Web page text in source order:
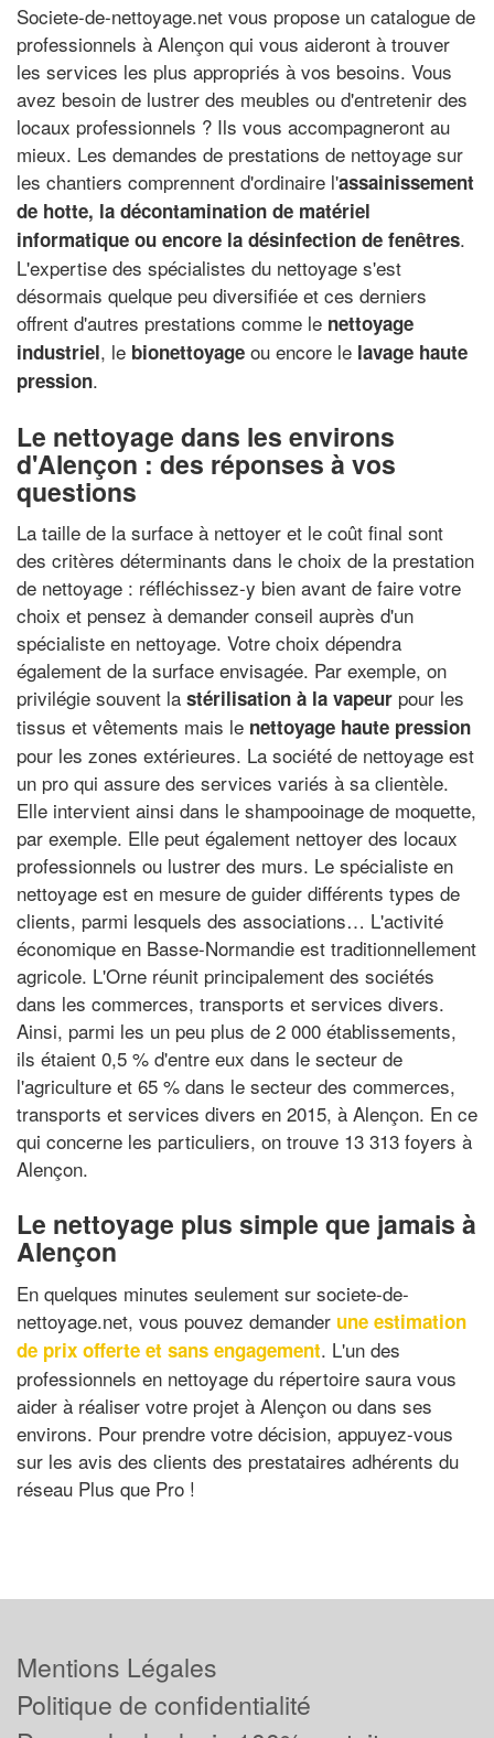
Societe-de-nettoyage.net vous propose un catalogue de
professionnels à Alençon qui vous aideront à trouver
les services les plus appropriés à vos besoins. Vous
avez besoin de lustrer des meubles ou d'entretenir des
locaux professionnels ? Ils vous accompagneront au
mieux. Les demandes de prestations de nettoyage sur
les chantiers comprennent d'ordinaire l'assainissement
de hotte, la décontamination de matériel
informatique ou encore la désinfection de fenêtres.
L'expertise des spécialistes du nettoyage s'est
désormais quelque peu diversifiée et ces derniers
offrent d'autres prestations comme le nettoyage
industriel, le bionettoyage ou encore le lavage haute
pression.
Le nettoyage dans les environs
d'Alençon : des réponses à vos
questions
La taille de la surface à nettoyer et le coût final sont
des critères déterminants dans le choix de la prestation
de nettoyage : réfléchissez-y bien avant de faire votre
choix et pensez à demander conseil auprès d'un
spécialiste en nettoyage. Votre choix dépendra
également de la surface envisagée. Par exemple, on
privilégie souvent la stérilisation à la vapeur pour les
tissus et vêtements mais le nettoyage haute pression
pour les zones extérieures. La société de nettoyage est
un pro qui assure des services variés à sa clientèle.
Elle intervient ainsi dans le shampooinage de moquette,
par exemple. Elle peut également nettoyer des locaux
professionnels ou lustrer des murs. Le spécialiste en
nettoyage est en mesure de guider différents types de
clients, parmi lesquels des associations… L'activité
économique en Basse-Normandie est traditionnellement
agricole. L'Orne réunit principalement des sociétés
dans les commerces, transports et services divers.
Ainsi, parmi les un peu plus de 2 000 établissements,
ils étaient 0,5 % d'entre eux dans le secteur de
l'agriculture et 65 % dans le secteur des commerces,
transports et services divers en 2015, à Alençon. En ce
qui concerne les particuliers, on trouve 13 313 foyers à
Alençon.
Le nettoyage plus simple que jamais à
Alençon
En quelques minutes seulement sur societe-de-
nettoyage.net, vous pouvez demander une estimation
de prix offerte et sans engagement. L'un des
professionnels en nettoyage du répertoire saura vous
aider à réaliser votre projet à Alençon ou dans ses
environs. Pour prendre votre décision, appuyez-vous
sur les avis des clients des prestataires adhérents du
réseau Plus que Pro !
Mentions Légales
Politique de confidentialité